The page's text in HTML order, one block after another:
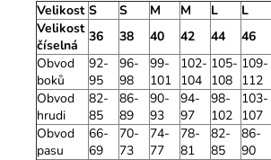
Velikost S S M M L L
Velikost
číselná
36 38 40 42 44 46
Obvod
boků
92-
95
96-
98
99-
101
102-
104
105-
108
109-
112
Obvod
hrudi
82-
85
86-
89
90-
93
94-
97
98-
102
103-
107
Obvod
pasu
66-
69
70-
73
74-
77
78-
81
82-
85
86-
90